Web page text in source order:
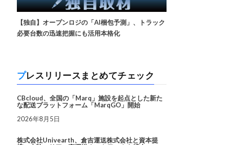
【独自】オープンロジの「AI梱包予測」、トラック
必要台数の迅速把握にも活用本格化
プレスリリースまとめてチェック
CBcloud、全国の「Marq」施設を起点とした新た
な配送プラットフォーム「MarqGO」開始
2026年8月5日
株式会社Univearth、倉吉運送株式会社と資本提